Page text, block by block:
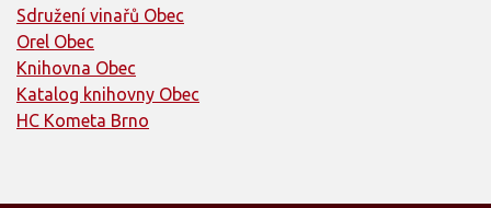
Sdružení vinařů Obec
Orel Obec
Knihovna Obec
Katalog knihovny Obec
HC Kometa Brno